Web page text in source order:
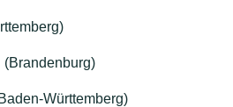
(Brandenburg)
Württemberg)